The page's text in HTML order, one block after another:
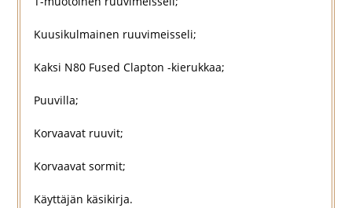
Kuusikulmainen ruuvimeisseli;
Kaksi N80 Fused Clapton -kierukkaa;
Puuvilla;
Korvaavat ruuvit;
Korvaavat sormit;
Käyttäjän käsikirja.